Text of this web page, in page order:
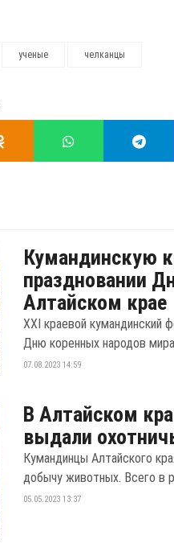
ученые челканцы
Кумандинскую
праздновании
Алтайском крае
XXI краевой кумандинский
Дню коренных народов
07.08.2023 14:59
В Алтайском
выдали
Кумандинцы Алтайского
добычу животных. Всего в
05.05.2023 13:37